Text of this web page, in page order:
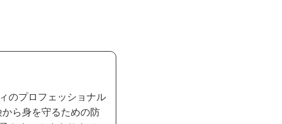
のプロフェッショナル
ら身を守るための防